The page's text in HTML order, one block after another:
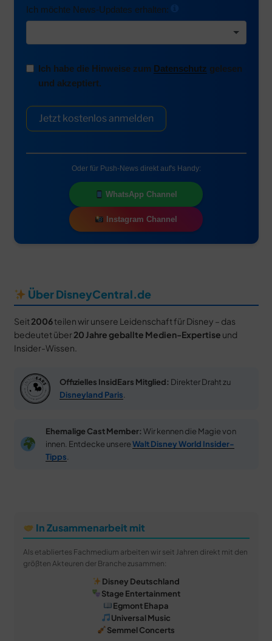
Ich möchte News-Updates erhalten:
Ich habe die Hinweise zum Datenschutz gelesen
und akzeptiert.
Jetzt kostenlos anmelden
Oder für Push-News direkt auf's Handy:
WhatsApp Channel
Instagram Channel
Über DisneyCentral.de
Seit 2006teilen wir unsere Leidenschaft für Disney – das
bedeutet über 20 Jahre geballte Medien-Expertise und
Insider-Wissen.
Offizielles InsidEars Mitglied: Direkter Draht zu
Disneyland Paris
Ehemalige Cast Member: Wir kennen die Magie von
innen. Entdecke unsereWalt Disney World Insider-
Tipps
In Zusammenarbeit mit
Als etabliertes Fachmedium arbeiten wir seit Jahren direkt mit den
größten Akteuren der Branche zusammen:
Disney Deutschland
Stage Entertainment
Egmont Ehapa
Universal Music
Semmel Concerts